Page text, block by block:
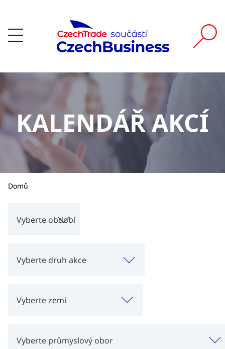
KALENDÁŘ AKCÍ
Domů
Vyberte období
Vyberte druh akce
Vyberte zemi
Vyberte průmyslový obor